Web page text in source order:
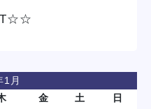
1月
金 土 日